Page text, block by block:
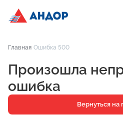
Проекты
Квартиры
Паркинг
Кладовые
Главная Ошибка 500
Произошла
ошибка
Вернуться на